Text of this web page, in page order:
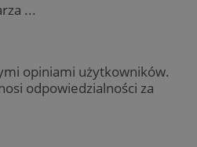
...
opiniami użytkowników.
odpowiedzialności za